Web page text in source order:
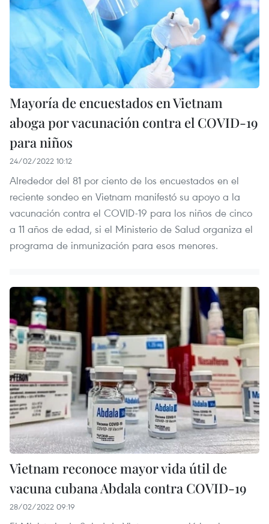
Mayoría de encuestados en Vietnam
aboga por vacunación contra el COVID-19
para niños
24/02/2022 10:12
Alrededor del 81 por ciento de los encuestados en el
reciente sondeo en Vietnam manifestó su apoyo a la
vacunación contra el COVID-19 para los niños de cinco
a 11 años de edad, si el Ministerio de Salud organiza el
programa de inmunización para esos menores.
Vietnam reconoce mayor vida útil de
vacuna cubana Abdala contra COVID-19
28/02/2022 09:19